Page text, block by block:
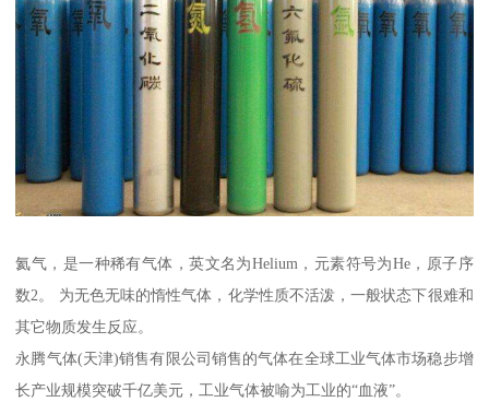
氦气，是一种稀有气体，英文名为Helium，元素符号为He，原子序
数2。 为无色无味的惰性气体，化学性质不活泼，一般状态下很难和
其它物质发生反应。
永腾气体(天津)销售有限公司销售的气体在全球工业气体市场稳步增
长产业规模突破千亿美元，工业气体被喻为工业的“血液”。